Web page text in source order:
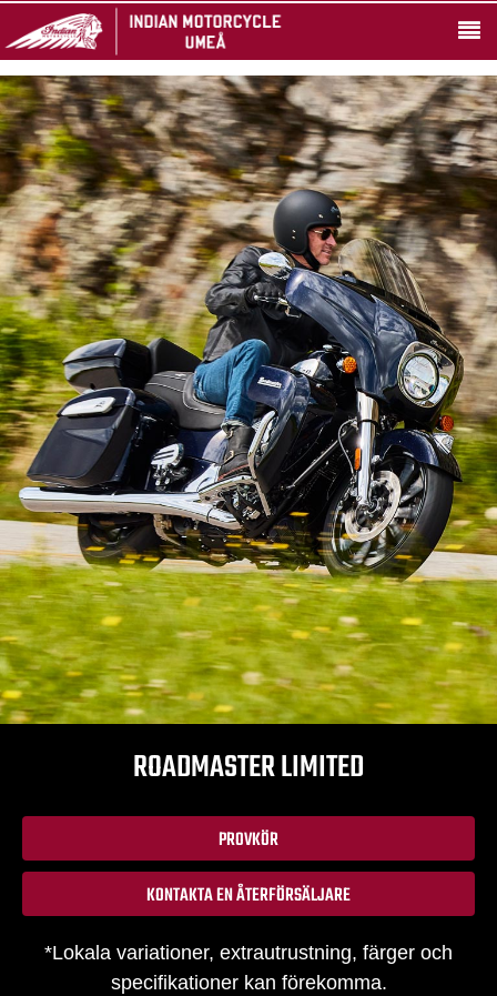
ROADMASTER LIMITED
PROVKÖR
KONTAKTA EN ÅTERFÖRSÄLJARE
*Lokala variationer, extrautrustning, färger och
specifikationer kan förekomma.